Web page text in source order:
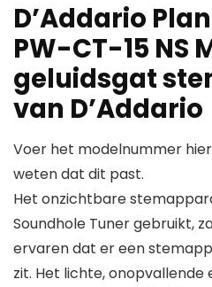
D’Addario
PW-CT-15 NS
geluidsgat
van D’Addario
Voer het modelnummer
weten dat dit past.
Het onzichtbare
Soundhole Tuner gebruikt,
ervaren dat er een
zit. Het lichte,